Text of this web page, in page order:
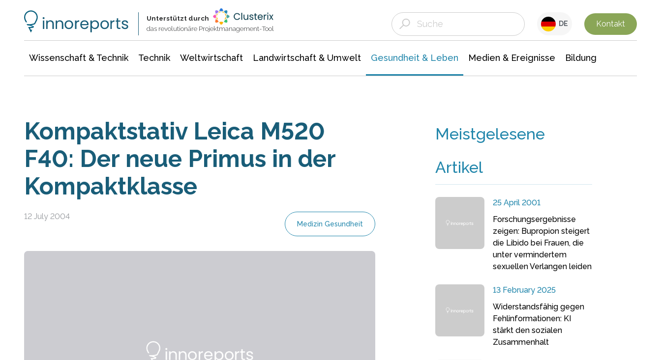
Unterstützt durch
das revolutionäre Projektmanagement-Tool
DE Kontakt
Wissenschaft & Technik Technik Weltwirtschaft Landwirtschaft & Umwelt Gesundheit & Leben Medien & Ereignisse Bildung
Kompaktstativ Leica M520
F40: Der neue Primus in der
Kompaktklasse
12 July 2004
Medizin Gesundheit
Meistgelesene
Artikel
25 April 2001
Forschungsergebnisse
zeigen: Bupropion steigert
die Libido bei Frauen, die
unter vermindertem
sexuellen Verlangen leiden
13 February 2025
Widerstandsfähig gegen
Fehlinformationen: KI
stärkt den sozialen
Zusammenhalt